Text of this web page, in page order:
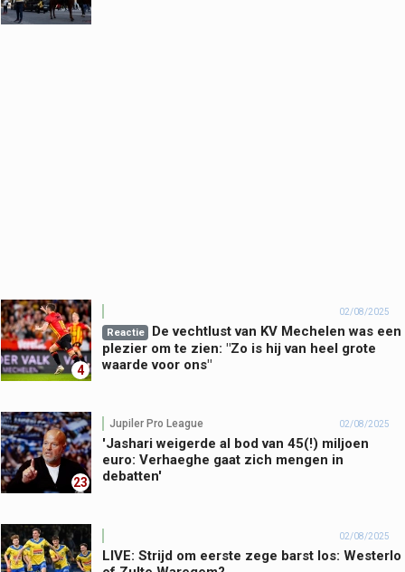
4
02/08/2025
Reactie
De vechtlust van KV Mechelen was een
plezier om te zien: "Zo is hij van heel grote
waarde voor ons"
23
Jupiler Pro League 02/08/2025
'Jashari weigerde al bod van 45(!) miljoen
euro: Verhaeghe gaat zich mengen in
debatten'
02/08/2025
LIVE: Strijd om eerste zege barst los: Westerlo